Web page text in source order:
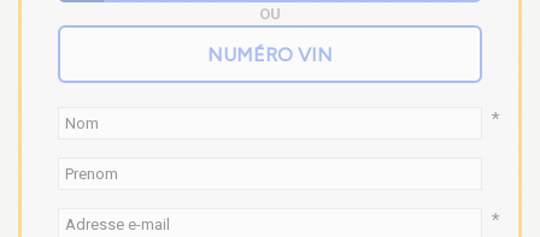
OU
*
*